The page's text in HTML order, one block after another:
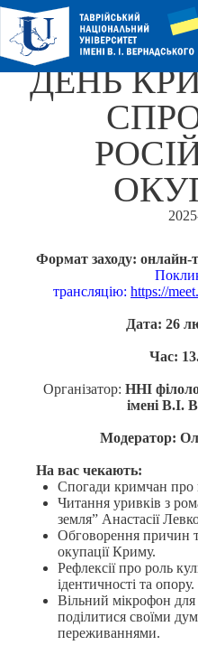
ДЕНЬ
Формат заходу: онлайн-
трансляцію: https://
Дата: 26
Час:
Організатор: ННІ
імені В.І.
Модератор:
На вас чекають:
Спогади кримчан про
Читання уривків з
земля” Анастасії
Обговорення причин
окупації Криму.
Рефлексії про роль
ідентичності та опору.
Вільний мікрофон для
поділитися своїми
переживаннями.